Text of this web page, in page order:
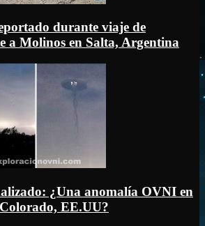
durante viaje de
a Molinos en Salta, Argentina
¿Una anomalía OVNI en
EE.UU?